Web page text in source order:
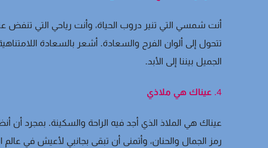
أنت شمسي التي تنير دروب الحياة، وأنت رياحي التي تنفض
تتحول إلى ألوان الفرح والسعادة. أشعر بالسعادة
الجميل بيننا إلى الأبد.
4. عيناك هي ملاذي
عيناك هي الملاذ الذي أجد فيه الراحة والسكينة. بمجرد أن
رمز الجمال والحنان، وأتمنى أن تبقى بجانبي لأعيش في